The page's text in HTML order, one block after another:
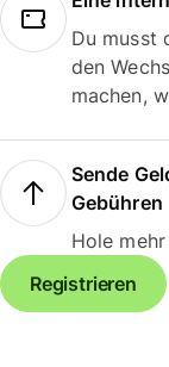
Du musst
den
machen,
Sende
Gebühren
Hole
Registrieren